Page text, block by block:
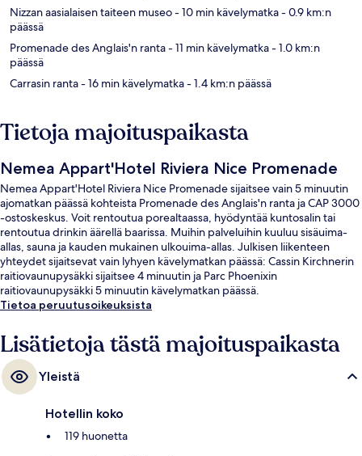
Nizzan aasialaisen taiteen museo- 10 min kävelymatka- 0.9 km:n
päässä
Promenade des Anglais'n ranta- 11 min kävelymatka- 1.0 km:n
päässä
Carrasin ranta- 16 min kävelymatka- 1.4 km:n päässä
Tietoja majoituspaikasta
Nemea Appart'Hotel Riviera Nice Promenade
Nemea Appart'Hotel Riviera Nice Promenade sijaitsee vain 5 minuutin
ajomatkan päässä kohteista Promenade des Anglais'n ranta ja CAP 3000
-ostoskeskus. Voit rentoutua porealtaassa, hyödyntää kuntosalin tai
rentoutua drinkin äärellä baarissa. Muihin palveluihin kuuluu sisäuima-
allas, sauna ja kauden mukainen ulkouima-allas. Julkisen liikenteen
yhteydet sijaitsevat vain lyhyen kävelymatkan päässä: Cassin Kirchnerin
raitiovaunupysäkki sijaitsee 4 minuutin ja Parc Phoenixin
raitiovaunupysäkki 5 minuutin kävelymatkan päässä.
Tietoa peruutusoikeuksista
Lisätietoja tästä majoituspaikasta
Yleistä
Hotellin koko
119 huonetta